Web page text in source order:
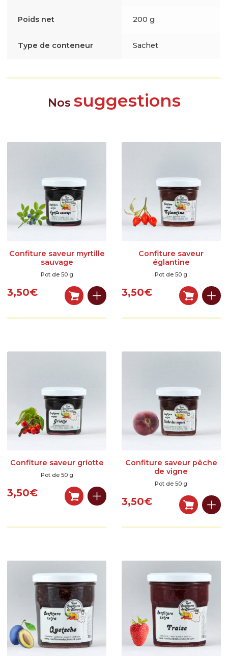
Poids net 200 g
Type de conteneur Sachet
Nos suggestions
Confiture saveur myrtille
sauvage
Pot de 50 g
3,50€
Confiture saveur
églantine
Pot de 50 g
3,50€
Confiture saveur griotte
Pot de 50 g
3,50€
Confiture saveur pêche
de vigne
Pot de 50 g
3,50€